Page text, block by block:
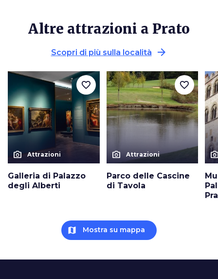
Altre attrazioni a Prato
Scopri di più sulla località arrow_forward
photo_camera Attrazioni
Galleria di Palazzo
degli Alberti
favorite_border
photo_camera Attrazioni
Parco delle Cascine
di Tavola
favorite_border
map Mostra su mappa